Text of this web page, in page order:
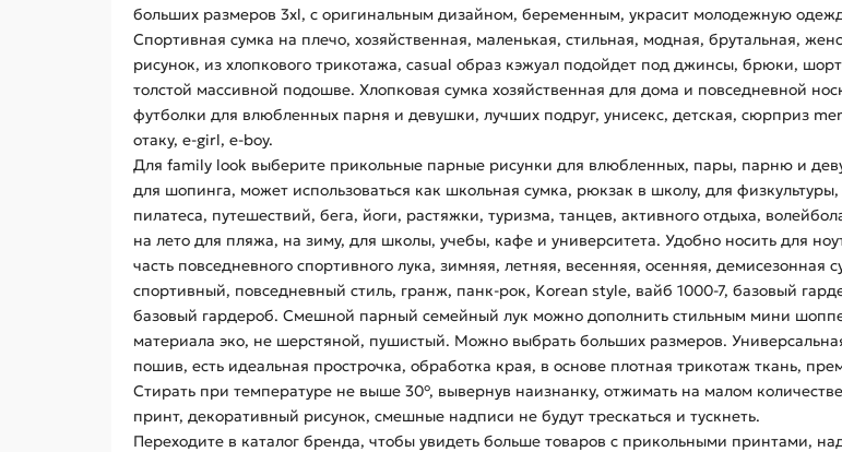
больших размеров 3xl, с оригинальным дизайном, беременным, украсит молодежную
Спортивная сумка на плечо, хозяйственная, маленькая, стильная, модная, брутальная,
рисунок, из хлопкового трикотажа, casual образ кэжуал подойдет под джинсы, брюки,
толстой массивной подошве. Хлопковая сумка хозяйственная для дома и повседневной
футболки для влюбленных парня и девушки, лучших подруг, унисекс, детская, сюрприз
отаку, e-girl, e-boy.
Для family look выберите прикольные парные рисунки для влюбленных, пары, парню и
для шопинга, может использоваться как школьная сумка, рюкзак в школу, для
пилатеса, путешествий, бега, йоги, растяжки, туризма, танцев, активного отдыха,
на лето для пляжа, на зиму, для школы, учебы, кафе и университета. Удобно носить для
часть повседневного спортивного лука, зимняя, летняя, весенняя, осенняя,
спортивный, повседневный стиль, гранж, панк-рок, Korean style, вайб 1000-7, базовый
базовый гардероб. Смешной парный семейный лук можно дополнить стильным мини
материала эко, не шерстяной, пушистый. Можно выбрать больших размеров.
пошив, есть идеальная прострочка, обработка края, в основе плотная трикотаж ткань,
Стирать при температуре не выше 30°, вывернув наизнанку, отжимать на малом
принт, декоративный рисунок, смешные надписи не будут трескаться и тускнеть.
Переходите в каталог бренда, чтобы увидеть больше товаров с прикольными принтами,